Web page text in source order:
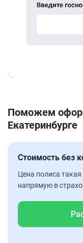
Поможем
Екатеринбурге
Стоимость без
Цена полиса
напрямую в